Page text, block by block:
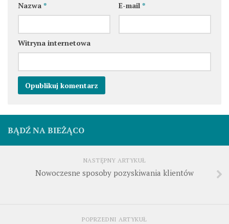
Nazwa * E-mail *
Witryna internetowa
BĄDŹ NA BIEŻĄCO
NASTĘPNY ARTYKUŁ
Nowoczesne sposoby pozyskiwania klientów
POPRZEDNI ARTYKUŁ